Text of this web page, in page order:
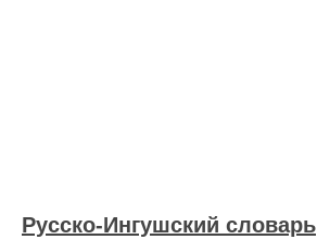
Русско-Ингушский словарь